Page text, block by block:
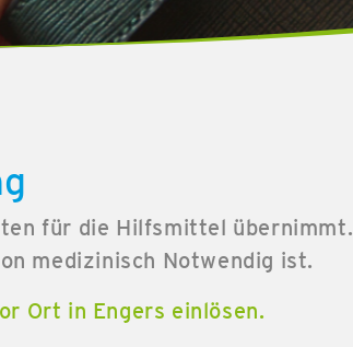
für die Hilfsmittel übernimmt.
medizinisch Notwendig ist.
Ort in Engers einlösen.